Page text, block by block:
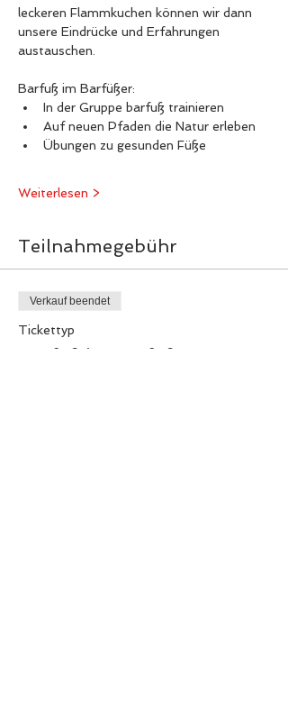
leckeren Flammkuchen können wir dann
unsere Eindrücke und Erfahrungen
austauschen.
​Barfuß im Barfüßer:
In der Gruppe barfuß trainieren
Auf neuen Pfaden die Natur erleben
Übungen zu gesunden Füße
Weiterlesen >
Teilnahmegebühr
Verkauf beendet
Tickettyp
Barfuß im Barfüßer